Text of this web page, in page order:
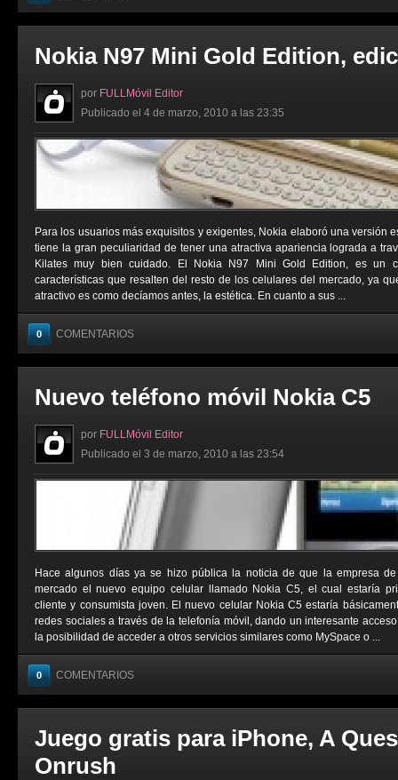
Nokia N97 Mini Gold Edition,
por FULLMóvil Editor
Publicado el 4 de marzo, 2010 a las 23:35
Para los usuarios más exquisitos y exigentes, Nokia elaboró una versión
tiene la gran peculiaridad de tener una atractiva apariencia lograda a
Kilates muy bien cuidado. El Nokia N97 Mini Gold Edition, es un
características que resalten del resto de los celulares del mercado, ya
atractivo es como decíamos antes, la estética. En cuanto a sus ...
0 COMENTARIOS
Nuevo teléfono móvil Nokia C5
por FULLMóvil Editor
Publicado el 3 de marzo, 2010 a las 23:54
Hace algunos días ya se hizo pública la noticia de que la empresa
mercado el nuevo equipo celular llamado Nokia C5, el cual estaría
cliente y consumista joven. El nuevo celular Nokia C5 estaría
redes sociales a través de la telefonía móvil, dando un interesante
la posibilidad de acceder a otros servicios similares como MySpace o ...
0 COMENTARIOS
Juego gratis para iPhone, A
Onrush